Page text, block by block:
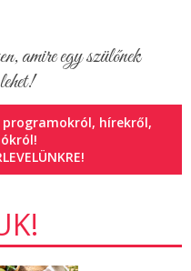
amire egy szülőnek
hírekről,